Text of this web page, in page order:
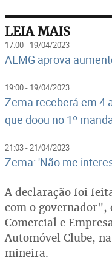
LEIA MAIS
17:00 - 19/04/2023
ALMG aprova
19:00 - 19/04/2023
Zema receberá em 4
que doou no 1º
21:03 - 21/04/2023
Zema: 'Não me
A declaração foi
com o governador",
Comercial e
Automóvel Clube,
mineira.